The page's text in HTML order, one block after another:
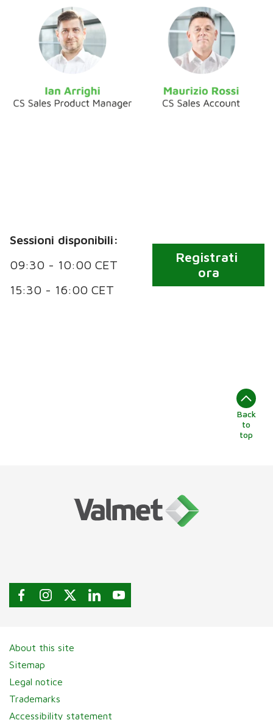
Sessioni disponibili:
09:30 - 10:00 CET
15:30 - 16:00 CET
Registrati
ora
Back
to
top
About this site
Sitemap
Legal notice
Trademarks
Accessibility statement